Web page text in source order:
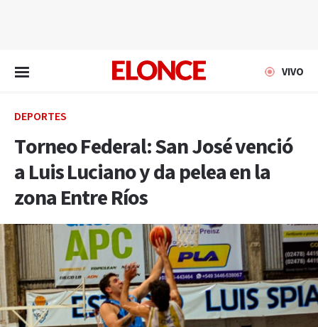
VIVO
DEPORTES
Torneo Federal: San José venció
a Luis Luciano y da pelea en la
zona Entre Ríos